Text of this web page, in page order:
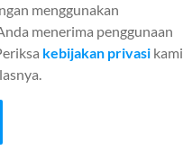
menggunakan
menerima penggunaan
kebijakan privasi kami